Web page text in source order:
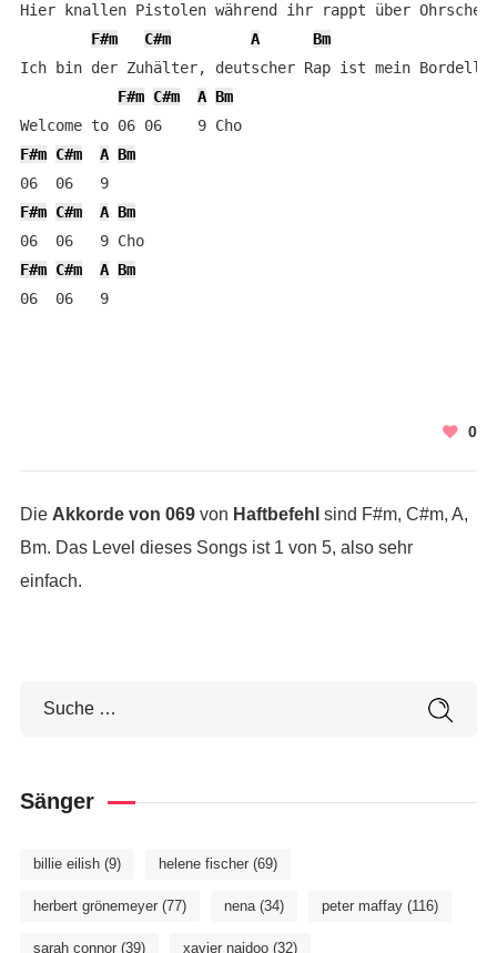
Hier knallen Pistolen während ihr rappt über
F#m
C#m A
Bm
Ich bin der Zuhälter, deutscher Rap ist mein Bordell
F#m C#m A Bm
Welcome to 06 06    9 Cho
F#m C#m A Bm
06  06   9
F#m C#m A Bm
06  06   9 Cho
F#m C#m A Bm
06  06   9
0
Die Akkorde von 069von Haftbefehl sind F#m, C#m, A,
Bm. Das Level dieses Songs ist 1 von 5, also sehr
einfach.
Sänger
billie eilish(9) helene fischer(69)
herbert grönemeyer(77) nena(34) peter maffay(116)
sarah connor(39) xavier naidoo(32)